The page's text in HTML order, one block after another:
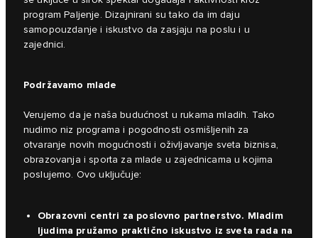
program Paljenje. Dizajnirani su tako da im daju
samopouzdanje i iskustvo da zasjaju na poslu i u
zajednici.
Podržavamo mlade
Verujemo da je naša budućnost u rukama mladih. Tako
nudimo niz programa i pogodnosti osmišljenih za
otvaranje novih mogućnosti i oživljavanje sveta biznisa,
obrazovanja i sporta za mlade u zajednicama u kojima
poslujemo. Ovo uključuje:
Obrazovni centri za poslovno partnerstvo. Mladim
ljudima pružamo praktično iskustvo iz sveta rada na